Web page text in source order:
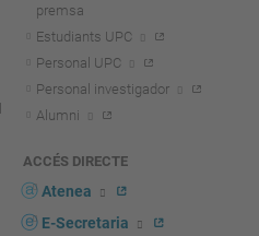
premsa
Estudiants UPC
Personal UPC
Personal investigador
Alumni
ACCÉS DIRECTE
Atenea
E-Secretaria